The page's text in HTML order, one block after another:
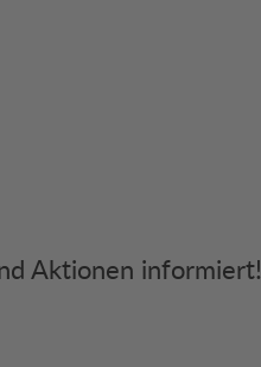
Aktionen informiert!